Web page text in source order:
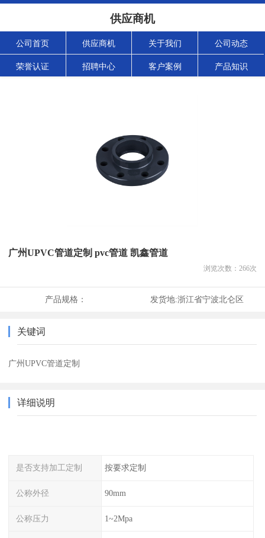
供应商机
公司首页 供应商机 关于我们 公司动态
荣誉认证 招聘中心 客户案例 产品知识
广州UPVC管道定制 pvc管道 凯鑫管道
浏览次数： 266次
产品规格： 发货地:浙江省宁波北仑区
关键词
广州UPVC管道定制
详细说明
是否支持加工定制 按要求定制
公称外径 90mm
公称压力 1~2Mpa